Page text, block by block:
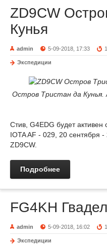
ZD9CW
Кунья
admin 5-09-2018, 17:33
Экспедиции
Остров Тристан да
Стив, G4EDG будет активен
IOTA AF - 029, 20 сентября
ZD9CW.
Подробнее
FG4KH
admin 5-09-2018, 16:02
Экспедиции